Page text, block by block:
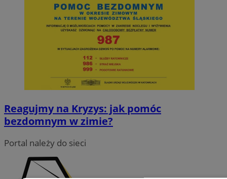
Reagujmy na Kryzys: jak pomóc
bezdomnym w zimie?
Portal należy do sieci